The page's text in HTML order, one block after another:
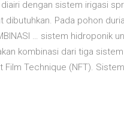
dengan sistem irigasi
Pada pohon
… sistem
kombinasi dari tiga
Technique (NFT).